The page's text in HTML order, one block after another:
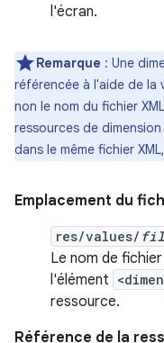
l'écran.
Remarque : Une
référencée à l'aide de la
non le nom du fichier
ressources de
dans le même fichier
Emplacement du
res/values/
Le nom de
l'élément
ressource.
Référence de la